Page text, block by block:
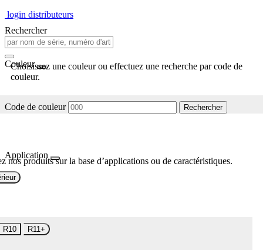
login distributeurs
Rechercher
Couleur
Choisissez une couleur ou effectuez une recherche par code de
couleur.
Code de couleur Rechercher
Application
nos produits sur la base d’applications ou de caractéristiques.
R10 R11+